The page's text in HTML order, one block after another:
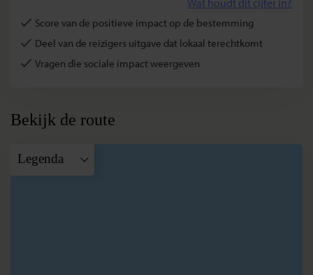
Wat houdt dit cijfer in?
Score van de positieve impact op de bestemming
Deel van de reizigers uitgave dat lokaal terechtkomt
Vragen die sociale impact weergeven
Bekijk de route
Legenda